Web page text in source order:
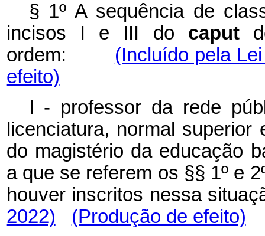
§ 1º A sequência de
incisos I e III do caput
ordem:
(Incluído pela
efeito)
I - professor da rede
licenciatura, normal
do magistério da educação
a que se referem os §§ 1º e
houver inscritos nessa
2022)
(Produção de efeito)